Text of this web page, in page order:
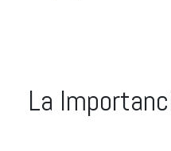
La